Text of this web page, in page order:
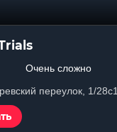
Очень сложно
переулок, 1/28с1